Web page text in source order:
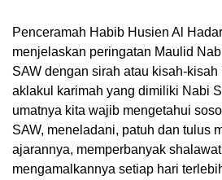
Penceramah Habib Husien Al
menjelaskan peringatan Maulid
SAW dengan sirah atau kisah-
aklakul karimah yang dimiliki Nabi
umatnya kita wajib mengetahui
SAW, meneladani, patuh dan tulus
ajarannya, memperbanyak
mengamalkannya setiap hari